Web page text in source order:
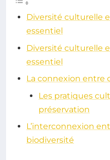
Diversité culturelle
essentiel
Diversité culturelle
essentiel
La connexion entre
Les pratiques
préservation
L’interconnexion
biodiversité